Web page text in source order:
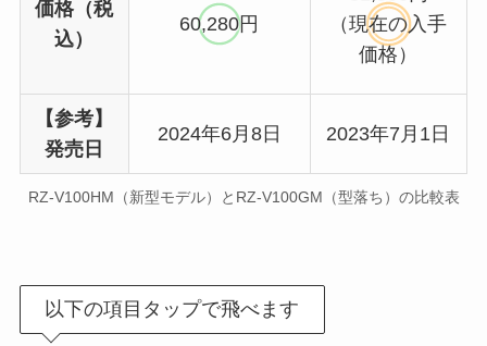
価格（税
込）
60,280円
（現在の入手
価格）
【参考】
発売日
2024年6月8日 2023年7月1日
RZ-V100HM（新型モデル）とRZ-V100GM（型落ち）の比較表
以下の項目タップで飛べます